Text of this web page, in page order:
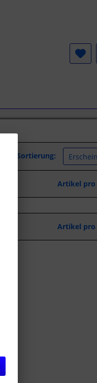
Sortierung:
Artikel pro
Artikel pro